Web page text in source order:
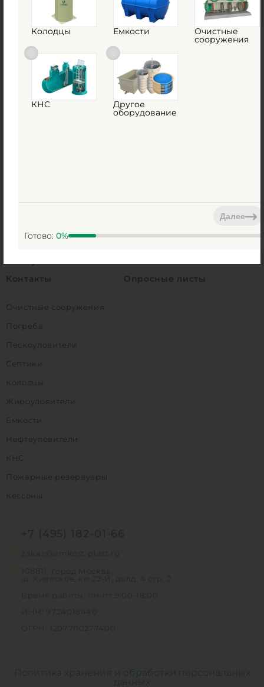
Принимаем к оплате:
Банки-партнеры:
Контакты
Опросные листы
Очистные сооружения
Погреба
Пескоуловители
Септики
Колодцы
Жироуловители
Емкости
Нефтеуловители
КНС
Пожарные резервуары
Кессоны
Политика хранения и обработки персональных
данных
Колодцы Емкости Очистные
сооружения
КНС Другое
оборудование
Готово: 0%
Далее